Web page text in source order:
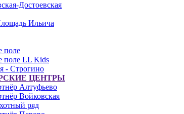
Достоевская
Ильича
поле
поле LL Kids
- Строгино
ЦЕНТРЫ
Алтуфьево
Войковская
ряд